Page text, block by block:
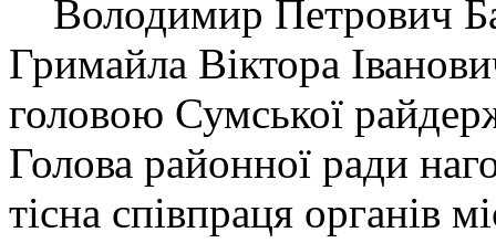
Володимир Петрович
Гримайла Віктора
головою Сумської
Голова районної ради
тісна співпраця органів